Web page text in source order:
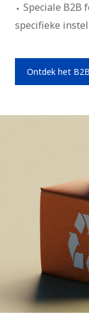
Speciale B2B
specifieke
Ontdek het